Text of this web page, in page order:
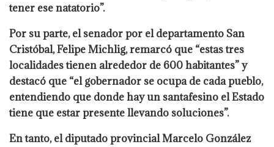
tener ese natatorio”.
Por su parte, el senador por el departamento San
Cristóbal, Felipe Michlig, remarcó que “estas tres
localidades tienen alrededor de 600 habitantes” y
destacó que “el gobernador se ocupa de cada pueblo,
entendiendo que donde hay un santafesino el Estado
tiene que estar presente llevando soluciones”.
En tanto, el diputado provincial Marcelo González